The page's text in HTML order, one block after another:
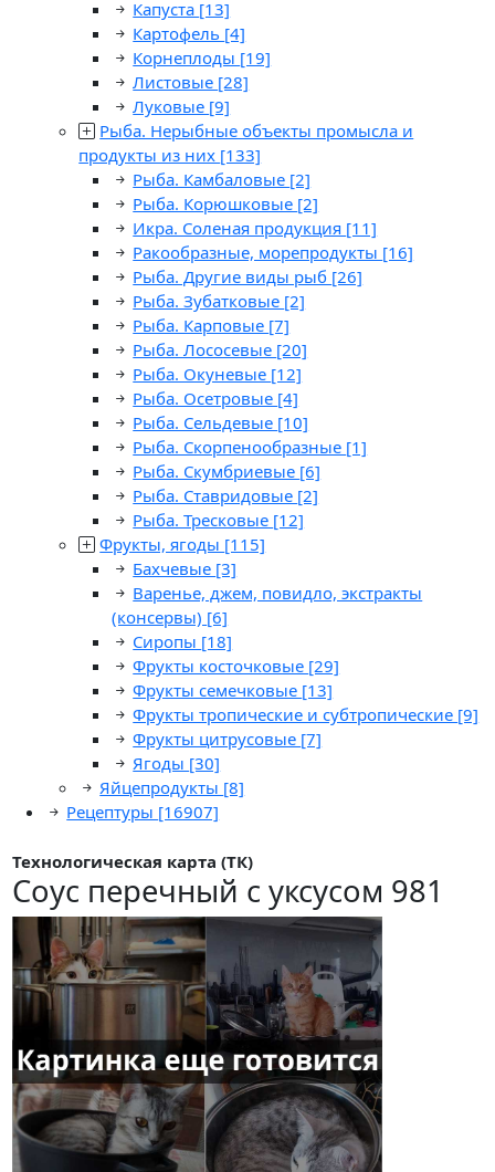
Капуста [13]
Картофель [4]
Корнеплоды [19]
Листовые [28]
Луковые [9]
Рыба. Нерыбные объекты промысла и
продукты из них [133]
Рыба. Камбаловые [2]
Рыба. Корюшковые [2]
Икра. Соленая продукция [11]
Ракообразные, морепродукты [16]
Рыба. Другие виды рыб [26]
Рыба. Зубатковые [2]
Рыба. Карповые [7]
Рыба. Лососевые [20]
Рыба. Окуневые [12]
Рыба. Осетровые [4]
Рыба. Сельдевые [10]
Рыба. Скорпенообразные [1]
Рыба. Скумбриевые [6]
Рыба. Ставридовые [2]
Рыба. Тресковые [12]
Фрукты, ягоды [115]
Бахчевые [3]
Варенье, джем, повидло, экстракты
(консервы) [6]
Сиропы [18]
Фрукты косточковые [29]
Фрукты семечковые [13]
Фрукты тропические и субтропические [9]
Фрукты цитрусовые [7]
Ягоды [30]
Яйцепродукты [8]
Рецептуры [16907]
Технологическая карта (ТК)
Соус перечный с уксусом 981